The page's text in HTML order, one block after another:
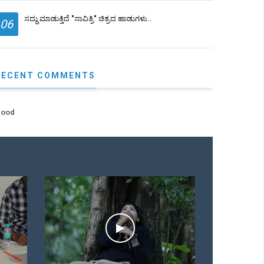
06 ಸದ್ದು ಮಾಡುತ್ತಿದೆ "ಸಾವಿತ್ರಿ" ಚಿತ್ರದ ಹಾಡುಗಳು..
COMMENTS